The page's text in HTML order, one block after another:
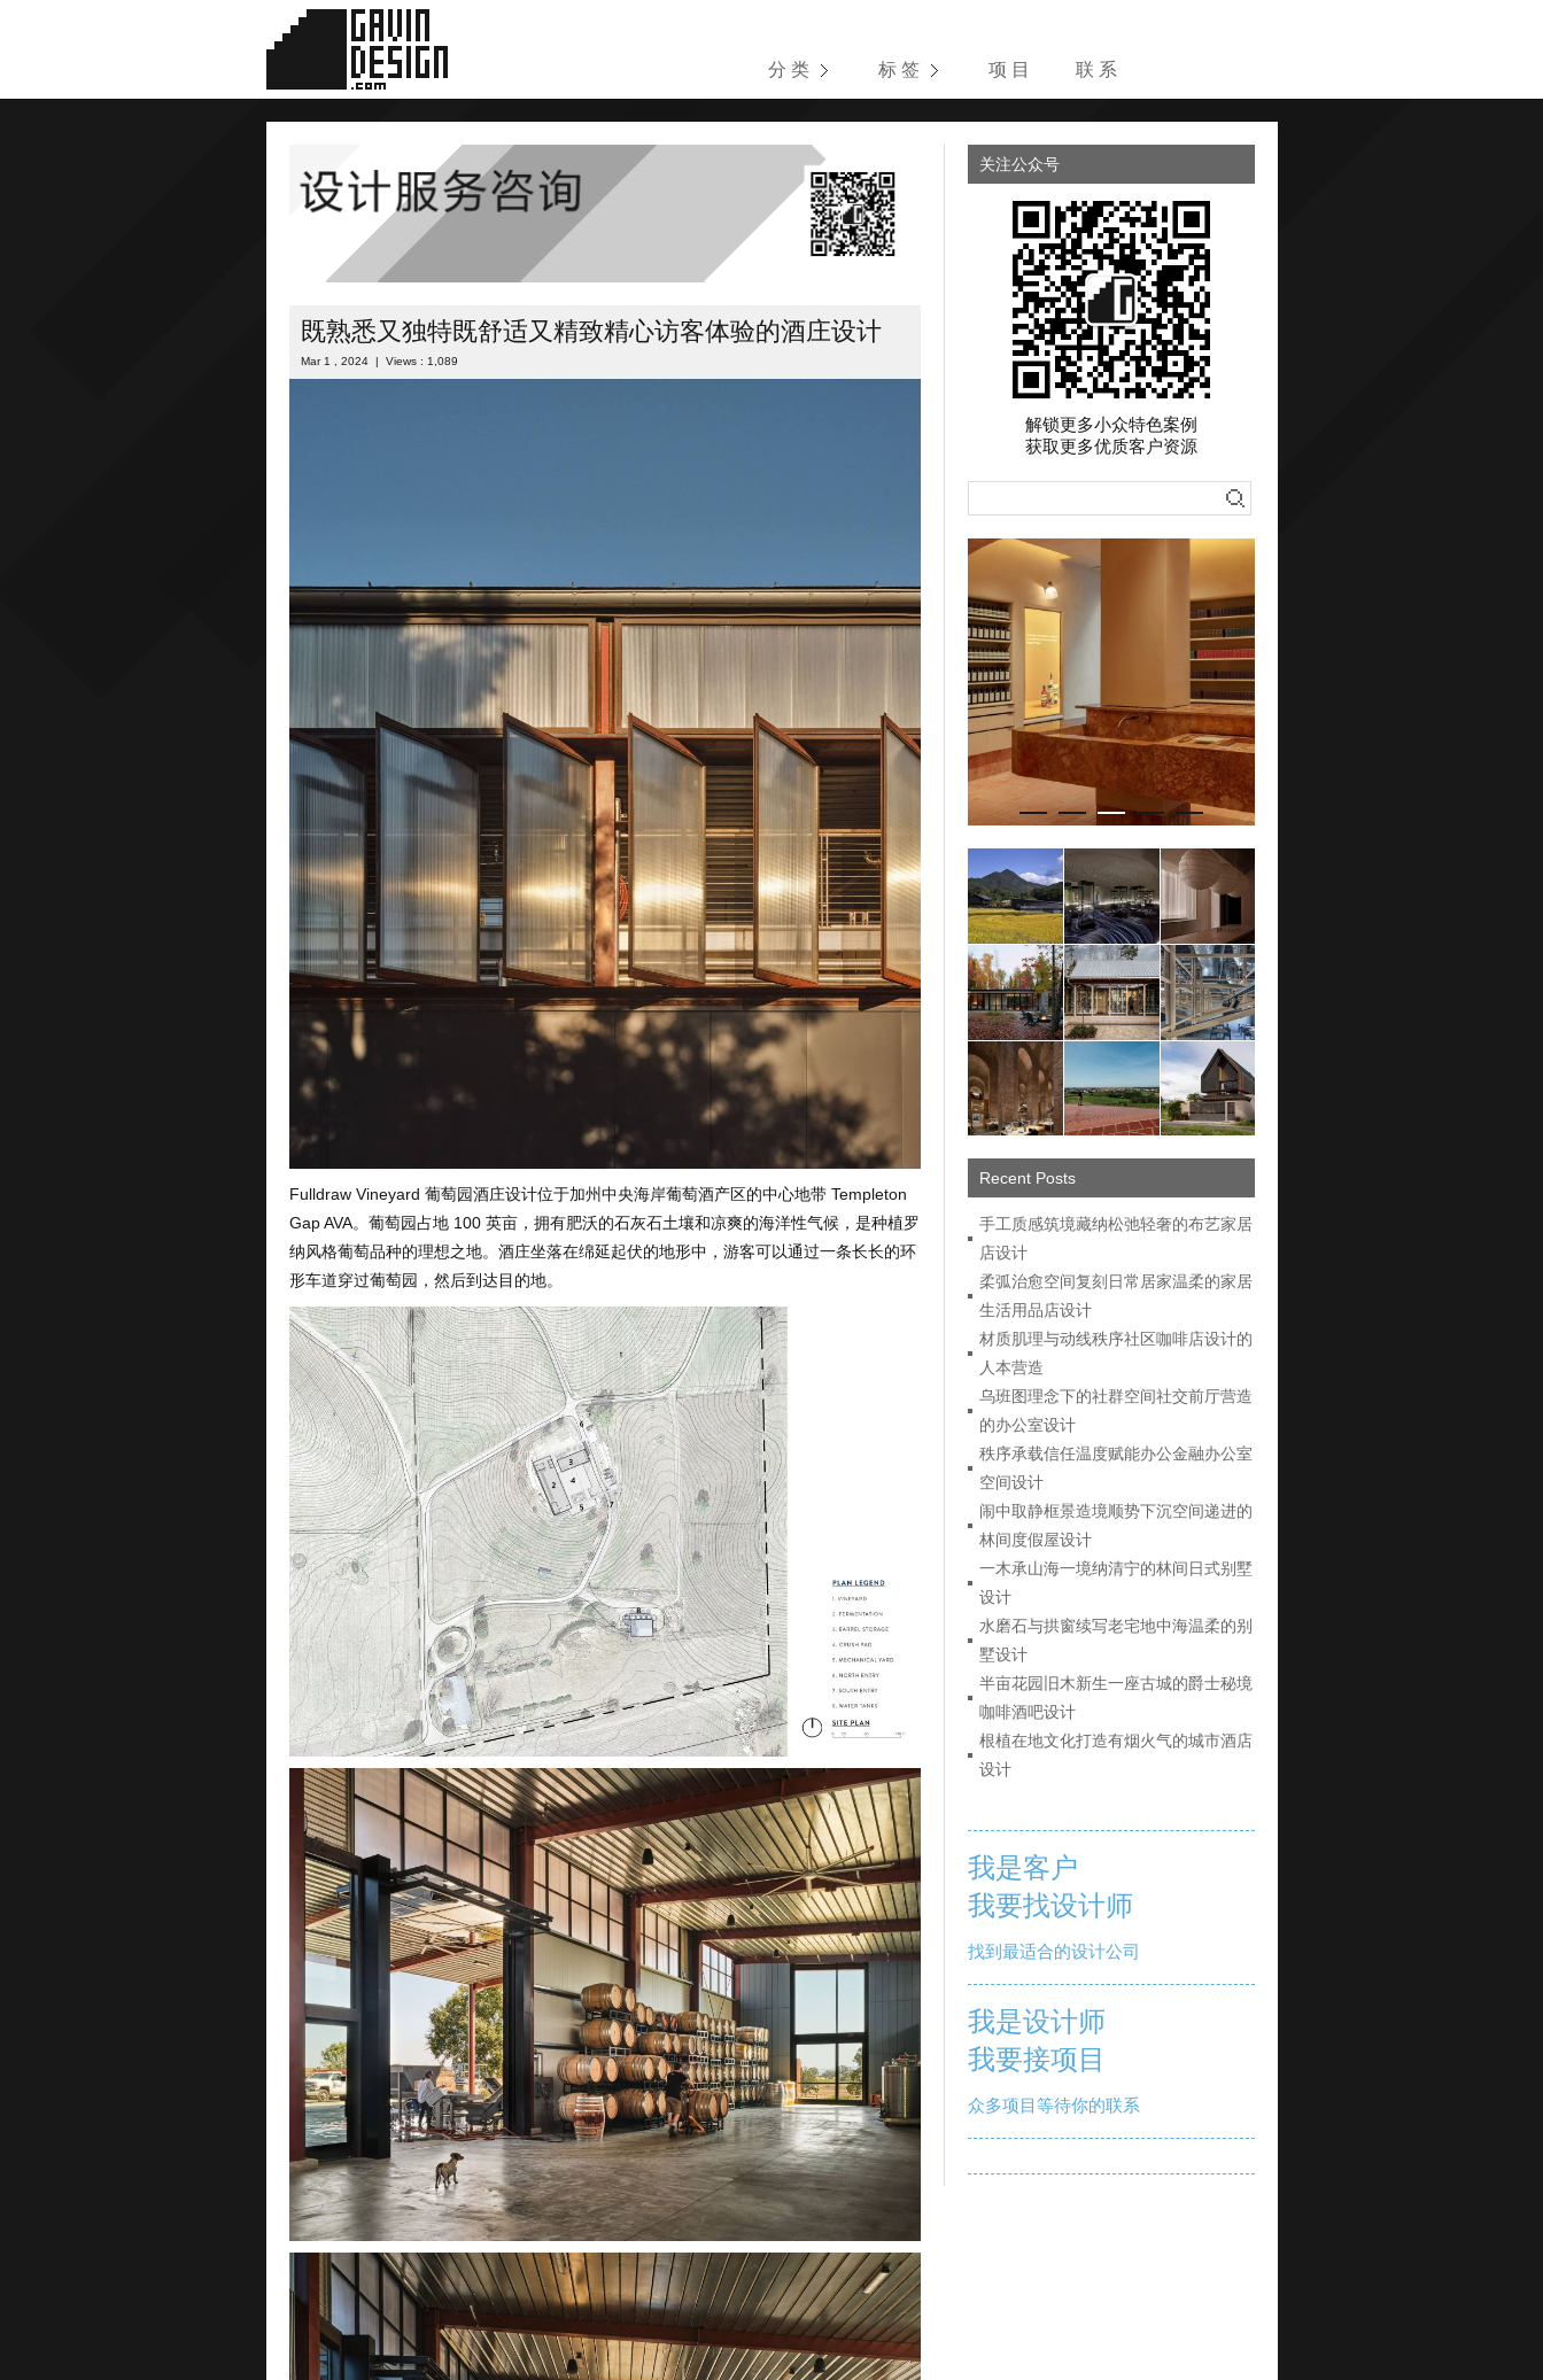
分 类 标 签 项 目 联 系
既熟悉又独特既舒适又精致精心访客体验的酒庄设计
Mar 1 , 2024 | Views : 1,089
Fulldraw Vineyard 葡萄园酒庄设计位于加州中央海岸葡萄酒产区的中心地带 Templeton
Gap AVA。葡萄园占地 100 英亩，拥有肥沃的石灰石土壤和凉爽的海洋性气候，是种植罗
纳风格葡萄品种的理想之地。酒庄坐落在绵延起伏的地形中，游客可以通过一条长长的环
形车道穿过葡萄园，然后到达目的地。
关注公众号
解锁更多小众特色案例
获取更多优质客户资源
Recent Posts
手工质感筑境藏纳松弛轻奢的布艺家居
店设计
柔弧治愈空间复刻日常居家温柔的家居
生活用品店设计
材质肌理与动线秩序社区咖啡店设计的
人本营造
乌班图理念下的社群空间社交前厅营造
的办公室设计
秩序承载信任温度赋能办公金融办公室
空间设计
闹中取静框景造境顺势下沉空间递进的
林间度假屋设计
一木承山海一境纳清宁的林间日式别墅
设计
水磨石与拱窗续写老宅地中海温柔的别
墅设计
半亩花园旧木新生一座古城的爵士秘境
咖啡酒吧设计
根植在地文化打造有烟火气的城市酒店
设计
我是客户
我要找设计师
找到最适合的设计公司
我是设计师
我要接项目
众多项目等待你的联系